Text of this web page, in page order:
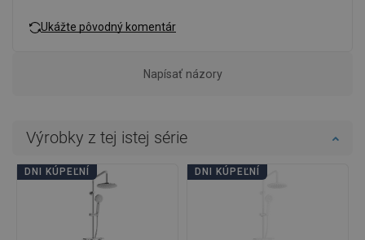
Ukážte pôvodný komentár
Napísať názory
Výrobky z tej istej série
DNI KÚPEĽNÍ DNI KÚPEĽNÍ